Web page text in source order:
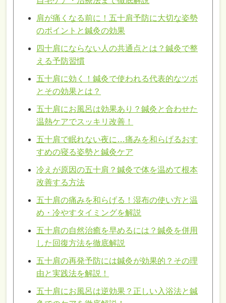
肩が痛くなる前に！五十肩予防に大切な姿勢
のポイントと鍼灸の効果
四十肩にならない人の共通点とは？鍼灸で整
える予防習慣
五十肩に効く！鍼灸で使われる代表的なツボ
とその効果とは？
五十肩にお風呂は効果あり？鍼灸と合わせた
温熱ケアでスッキリ改善！
五十肩で眠れない夜に…痛みを和らげるおす
すめの寝る姿勢と鍼灸ケア
冷えが原因の五十肩？鍼灸で体を温めて根本
改善する方法
五十肩の痛みを和らげる！湿布の使い方と温
め・冷やすタイミングを解説
五十肩の自然治癒を早めるには？鍼灸を併用
した回復方法を徹底解説
五十肩の再発予防には鍼灸が効果的？その理
由と実践法を解説！
五十肩にお風呂は逆効果？正しい入浴法と鍼